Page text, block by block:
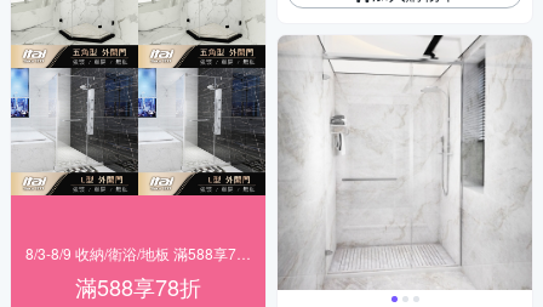
滿588享78折